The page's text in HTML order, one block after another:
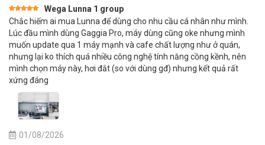
Được xếp
hạng5 5
sao
Wega Lunna 1 group
Chắc hiếm ai mua Lunna để dùng cho nhu cầu cá nhân như mình.
Lúc đầu mình dùng Gaggia Pro, máy dùng cũng oke nhưng mình
muốn update qua 1 máy mạnh và cafe chất lượng như ở quán,
nhưng lại ko thích quá nhiều công nghệ tính năng cồng kềnh, nên
mình chọn máy này, hơi đắt (so với dùng gđ) nhưng kết quả rất
xứng đáng
01/08/2026